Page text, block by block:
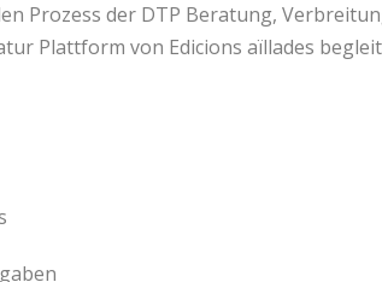
Prozess der DTP Beratung,
Plattform von Edicions aïllades